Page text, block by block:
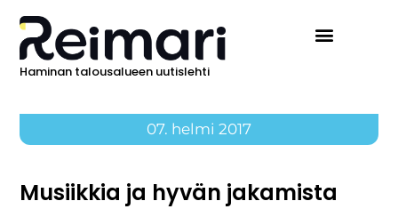
Haminan talousalueen uutislehti
07. helmi 2017
Musiikkia ja hyvän jakamista